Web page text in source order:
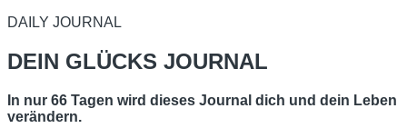
DAILY JOURNAL
DEIN GLÜCKS JOURNAL
In nur 66 Tagen wird dieses Journal dich und dein Leben
verändern.